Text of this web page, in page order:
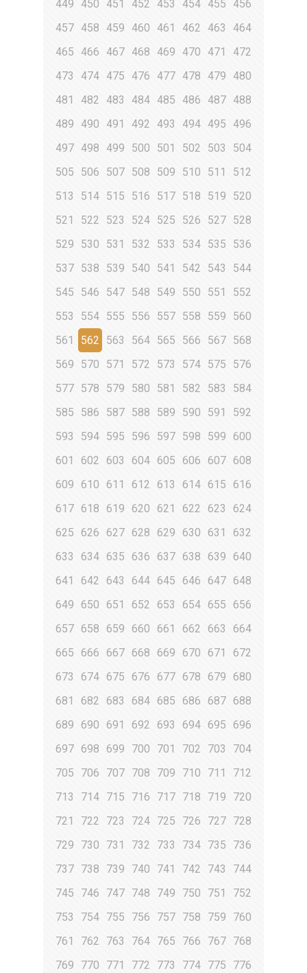
449 450 451 452 453 454 455
456
457 458 459 460 461 462 463
464
465
466 467 468 469 470 471
472
473
474 475 476 477 478 479
480
481
482 483 484 485 486 487 488
489
490 491 492 493 494 495
496
497 498 499 500 501 502 503
504
505
506 507 508 509 510 511
512
513
514 515 516 517 518 519
520
521
522 523 524 525 526 527 528
529
530 531 532 533 534 535
536
537 538 539 540 541 542 543
544
545
546 547 548 549 550 551
552
553
554 555 556 557 558 559
560
561
562 563 564 565 566 567 568
569
570 571 572 573 574 575
576
577 578 579 580 581 582 583
584
585
586 587 588 589 590 591
592
593
594 595 596 597 598 599
600
601
602 603 604 605 606 607 608
609
610 611 612 613 614 615
616
617 618 619 620 621 622 623
624
625
626 627 628 629 630 631
632
633
634 635 636 637 638 639 640
641
642 643 644 645 646 647 648
649
650 651 652 653 654 655 656
657 658 659 660 661 662 663
664
665
666 667 668 669 670 671
672
673
674 675 676 677 678 679
680
681
682 683 684 685 686 687 688
689
690 691 692 693 694 695
696
697 698 699 700 701 702 703
704
705
706 707 708 709 710 711
712
713
714 715 716 717 718 719
720
721
722 723 724 725 726 727 728
729
730 731 732 733 734 735
736
737 738 739 740 741 742 743
744
745
746 747 748 749 750 751
752
753
754 755 756 757 758 759
760
761
762 763 764 765 766 767 768
769
770 771 772 773 774 775
776